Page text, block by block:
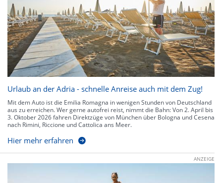
Urlaub an der Adria - schnelle Anreise auch mit dem Zug!
Mit dem Auto ist die Emilia Romagna in wenigen Stunden von Deutschland
aus zu erreichen. Wer gerne autofrei reist, nimmt die Bahn: Von 2. April bis
3. Oktober 2026 fahren Direktzüge von München über Bologna und Cesena
nach Rimini, Riccione und Cattolica ans Meer.
Hier mehr erfahren
ANZEIGE